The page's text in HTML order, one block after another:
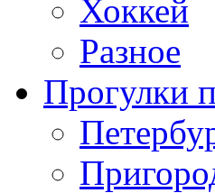
Хоккей
Разное
Прогулки